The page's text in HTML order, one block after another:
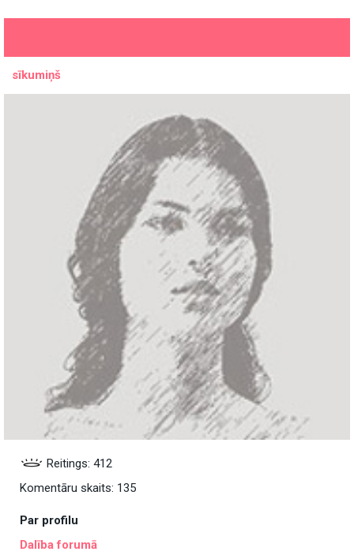
sīkumiņš
Reitings: 412
Komentāru skaits: 135
Par profilu
Dalība forumā